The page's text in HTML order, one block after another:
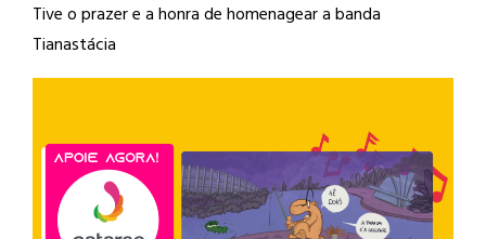
Tive o prazer e a honra de homenagear a banda
Tianastácia